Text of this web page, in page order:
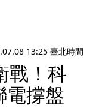
13:25 臺北時間
戰！科
撐盤